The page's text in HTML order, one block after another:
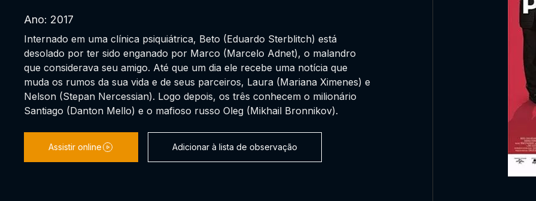
Ano: 2017
Internado em uma clínica psiquiátrica, Beto (Eduardo Sterblitch) está
desolado por ter sido enganado por Marco (Marcelo Adnet), o malandro
que considerava seu amigo. Até que um dia ele recebe uma notícia que
muda os rumos da sua vida e de seus parceiros, Laura (Mariana Ximenes) e
Nelson (Stepan Nercessian). Logo depois, os três conhecem o milionário
Santiago (Danton Mello) e o mafioso russo Oleg (Mikhail Bronnikov).
Assistir online Adicionar à lista de observação